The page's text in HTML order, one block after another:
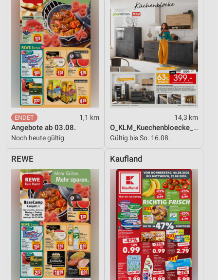
1,1 km
Angebote ab 03.08.
Noch heute gültig
14,3 km
O_KLM_Kuechenbloecke_01_26_ES
Gültig bis So. 16.08.
REWE Kaufland